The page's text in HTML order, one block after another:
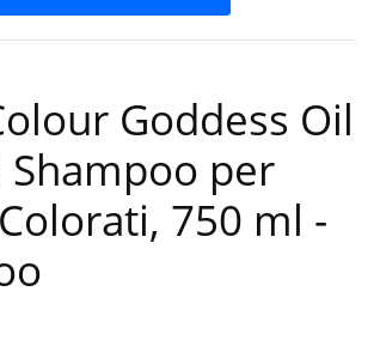
Goddess Oil
Shampoo per
750 ml -